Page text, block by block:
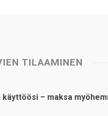
TILAAMINEN
– maksa